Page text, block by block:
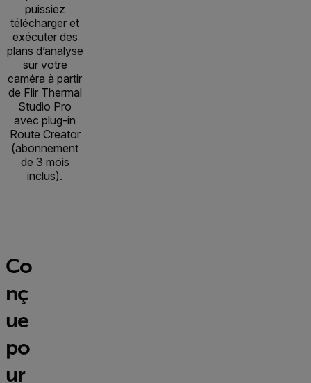
puissiez
télécharger et
exécuter des
plans d’analyse
sur votre
caméra à partir
de Flir Thermal
Studio Pro
avec plug-in
Route Creator
(abonnement
de 3 mois
inclus).
Co
nç
ue
po
ur